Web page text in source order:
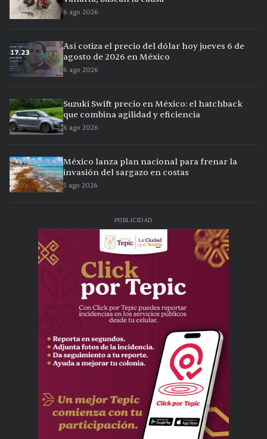
6 ago 2026
Así cotiza el precio del dólar hoy jueves 6 de
agosto de 2026 en México
6 ago 2026
Suzuki Swift precio en México: el hatchback
que combina agilidad y eficiencia
6 ago 2026
México lanza plan nacional para frenar la
invasión del sargazo en costas
5 ago 2026
PUBLICIDAD